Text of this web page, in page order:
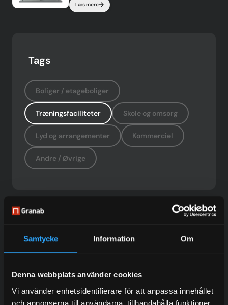
Samtycke Information Om
Denna webbplats använder cookies
Vi använder enhetsidentifierare för att anpassa innehållet
och annonserna till användarna, tillhandahålla funktioner
Læs mere
Tags
Boliger / etageboliger
Træningsfaciliteter Skole og omsorg
Lyd og arrangementer Kommerciel
Andre / Øvrige
Do you want to work with us?
Contact our experienced sales representatives to find